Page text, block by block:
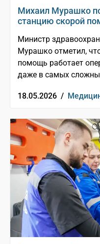
Михаил Мурашко
станцию скорой
Министр
Мурашко отметил,
помощь работает
даже в самых
18.05.2026 /